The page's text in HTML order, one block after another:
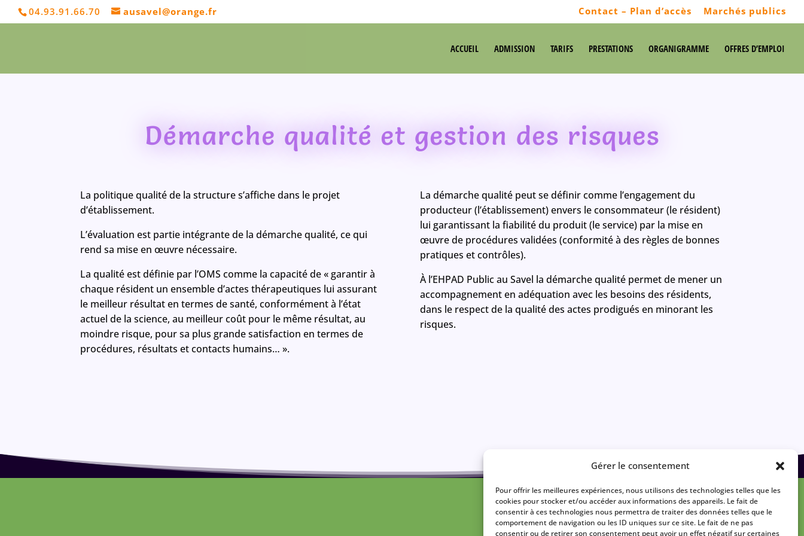
Gérer le consentement
Pour offrir les meilleures expériences, nous utilisons des technologies telles que les
cookies pour stocker et/ou accéder aux informations des appareils. Le fait de
consentir à ces technologies nous permettra de traiter des données telles que le
comportement de navigation ou les ID uniques sur ce site. Le fait de ne pas
consentir ou de retirer son consentement peut avoir un effet négatif sur certaines
04.93.91.66.70 ausavel@orange.fr Contact – Plan d’accès Marchés publics
ACCUEIL ADMISSION TARIFS PRESTATIONS ORGANIGRAMME OFFRES D’EMPLOI
Démarche qualité et gestion des risques
La politique qualité de la structure s’affiche dans le projet
d’établissement.
L’évaluation est partie intégrante de la démarche qualité, ce qui
rend sa mise en œuvre nécessaire.
La qualité est définie par l’OMS comme la capacité de « garantir à
chaque résident un ensemble d’actes thérapeutiques lui assurant
le meilleur résultat en termes de santé, conformément à l’état
actuel de la science, au meilleur coût pour le même résultat, au
moindre risque, pour sa plus grande satisfaction en termes de
procédures, résultats et contacts humains… ».
La démarche qualité peut se définir comme l’engagement du
producteur (l’établissement) envers le consommateur (le résident)
lui garantissant la fiabilité du produit (le service) par la mise en
œuvre de procédures validées (conformité à des règles de bonnes
pratiques et contrôles).
À l’EHPAD Public au Savel la démarche qualité permet de mener un
accompagnement en adéquation avec les besoins des résidents,
dans le respect de la qualité des actes prodigués en minorant les
risques.